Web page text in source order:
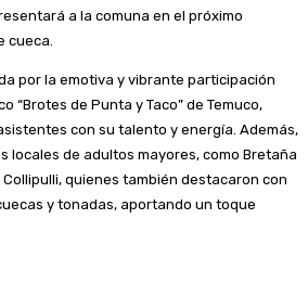
a la comuna en el próximo
cueca.
por la emotiva y vibrante participación
“Brotes de Punta y Taco” de Temuco,
con su talento y energía. Además,
locales de adultos mayores, como Bretaña
quienes también destacaron con
y tonadas, aportando un toque